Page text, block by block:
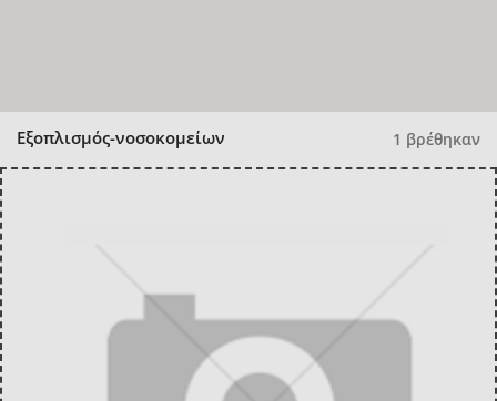
Εξοπλισμός-νοσοκομείων 1 βρέθηκαν